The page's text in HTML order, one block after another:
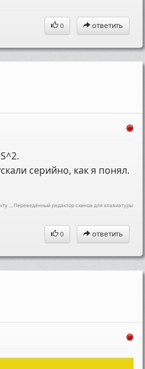
0 ответить
серийно, как я понял.
... Переведённый редактор скинов для клавиатуры
0 ответить